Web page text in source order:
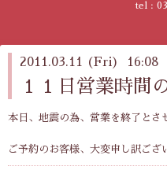
tel :
2011.03.11 (Fri) 16:08
１１日営業時間
本日、地震の為、営業を終了とさ
ご予約のお客様、大変申し訳ござ